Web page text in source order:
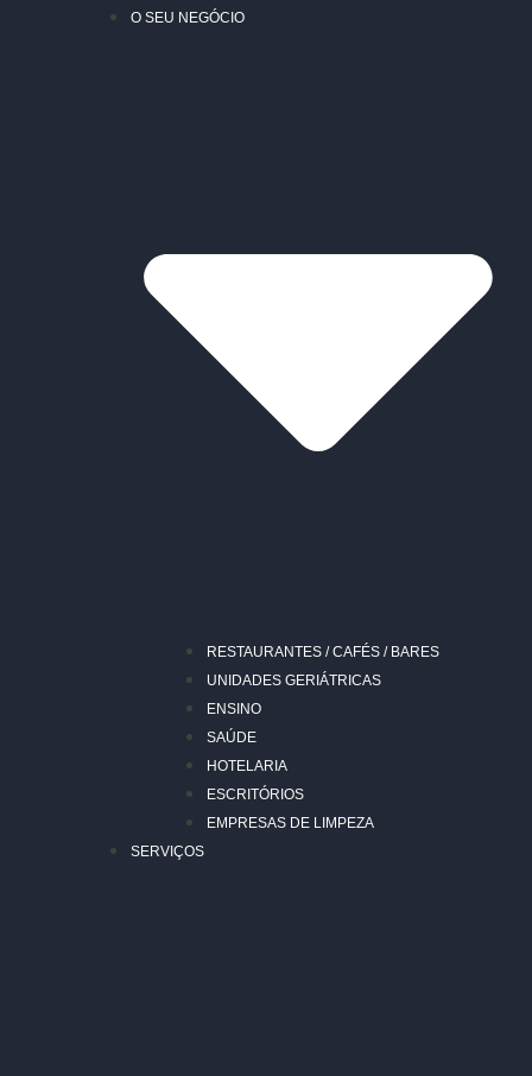
O SEU NEGÓCIO
RESTAURANTES / CAFÉS / BARES
UNIDADES GERIÁTRICAS
ENSINO
SAÚDE
HOTELARIA
ESCRITÓRIOS
EMPRESAS DE LIMPEZA
SERVIÇOS